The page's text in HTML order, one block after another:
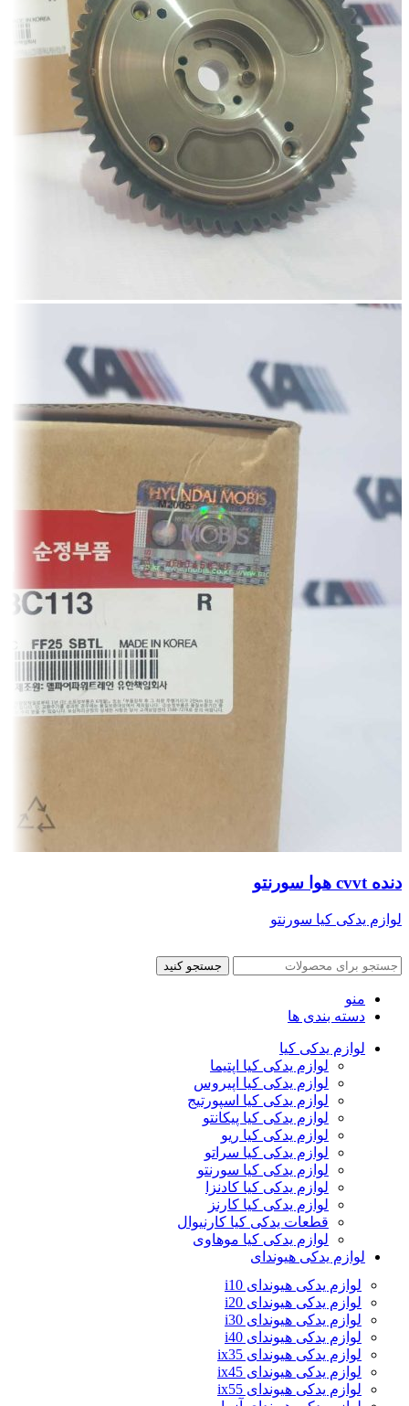
دنده cvvt هوا سورنتو
لوازم یدکی کیا سورنتو
جستجو کنید
منو
دسته بندی ها
لوازم یدکی کیا
لوازم یدکی کیا اپتیما
لوازم یدکی کیا اپیروس
لوازم یدکی کیا اسپورتیج
لوازم یدکی کیا پیکانتو
لوازم یدکی کیا ریو
لوازم یدکی کیا سراتو
لوازم یدکی کیا سورنتو
لوازم یدکی کیا کادنزا
لوازم یدکی کیا کارنز
قطعات یدکی کیا کارنیوال
لوازم یدکی کیا موهاوی
لوازم یدکی هیوندای
لوازم یدکی هیوندای i10
لوازم یدکی هیوندای i20
لوازم یدکی هیوندای i30
لوازم یدکی هیوندای i40
لوازم یدکی هیوندای ix35
لوازم یدکی هیوندای ix45
لوازم یدکی هیوندای ix55